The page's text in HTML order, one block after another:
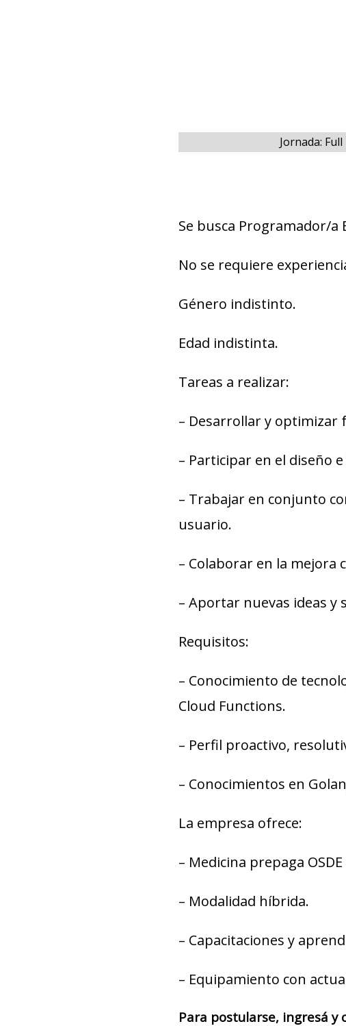
Jornada:
Se busca Programador/a
No se requiere
Género indistinto.
Edad indistinta.
Tareas a realizar:
– Desarrollar y optimizar
– Participar en el diseño
– Trabajar en conjunto
usuario.
– Colaborar en la
– Aportar nuevas ideas y
Requisitos:
– Conocimiento de
Cloud Functions.
– Perfil proactivo,
– Conocimientos en
La empresa ofrece:
– Medicina prepaga
– Modalidad híbrida.
– Capacitaciones y
– Equipamiento con
Para postularse, ingresá